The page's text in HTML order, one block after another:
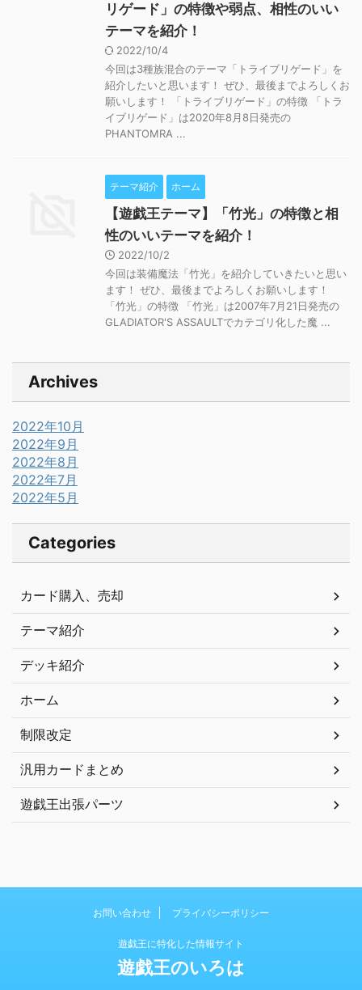
リゲード」の特徴や弱点、相性のいい
テーマを紹介！
2022/10/4
今回は3種族混合のテーマ「トライブリゲード」を
紹介したいと思います！ ぜひ、最後までよろしくお
願いします！ 「トライブリゲード」の特徴 「トラ
イブリゲード」は2020年8月8日発売の
PHANTOMRA ...
テーマ紹介 ホーム
【遊戯王テーマ】「竹光」の特徴と相
性のいいテーマを紹介！
2022/10/2
今回は装備魔法「竹光」を紹介していきたいと思い
ます！ ぜひ、最後までよろしくお願いします！
「竹光」の特徴 「竹光」は2007年7月21日発売の
GLADIATOR'S ASSAULTでカテゴリ化した魔 ...
Archives
2022年10月
2022年9月
2022年8月
2022年7月
2022年5月
Categories
カード購入、売却
テーマ紹介
デッキ紹介
ホーム
制限改定
汎用カードまとめ
遊戯王出張パーツ
お問い合わせ プライバシーポリシー
遊戯王に特化した情報サイト
遊戯王のいろは